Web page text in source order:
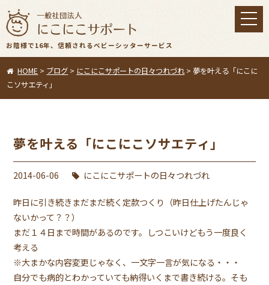
お陰様で16年、信頼されるベビーシッターサービス
toggle
HOME > ブログ > にこにこサポートの日々つれづれ> 夢を叶える「にこに
こソサエティ」
夢を叶える「にこにこソサエティ」
2014-06-06 にこにこサポートの日々つれづれ
昨日に引き続きまだまだ続く定款つくり（昨日仕上げたんじゃ
ないかって？？）
まだ１４日まで時間があるのです。しつこいけどもう一度良く
考える
※大まかな内容変更じゃなく、一文字一言が気になる・・・
自分でも病的とわかっていても納得いくまで書き続ける。そも